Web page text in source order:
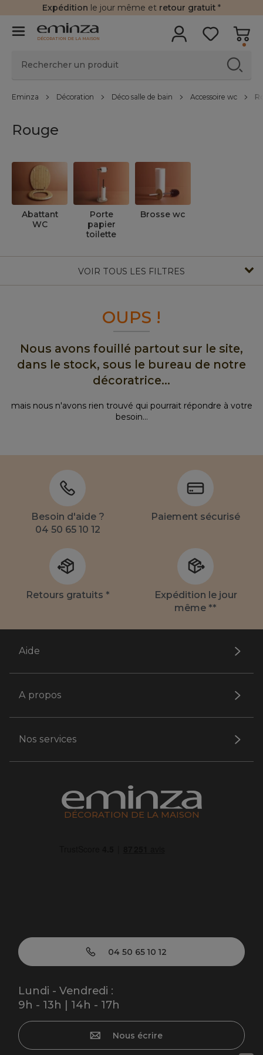
Expédition le jour même et retour gratuit *
DÉCORATION DE LA MAISON
Eminza Décoration Déco salle de bain Accessoire wc
Rouge
Abattant
WC
Porte
papier
toilette
Brosse wc
VOIR TOUS LES FILTRES
OUPS !
Nous avons fouillé partout sur le site,
dans le stock, sous le bureau de notre
décoratrice...
mais nous n'avons rien trouvé qui pourrait répondre à votre
besoin...
Besoin d'aide ?
04 50 65 10 12
Paiement sécurisé
Retours gratuits *
Expédition le jour
même **
Aide
A propos
Nos services
DÉCORATION DE LA MAISON
04 50 65 10 12
Lundi - Vendredi :
9h - 13h | 14h - 17h
Nous écrire